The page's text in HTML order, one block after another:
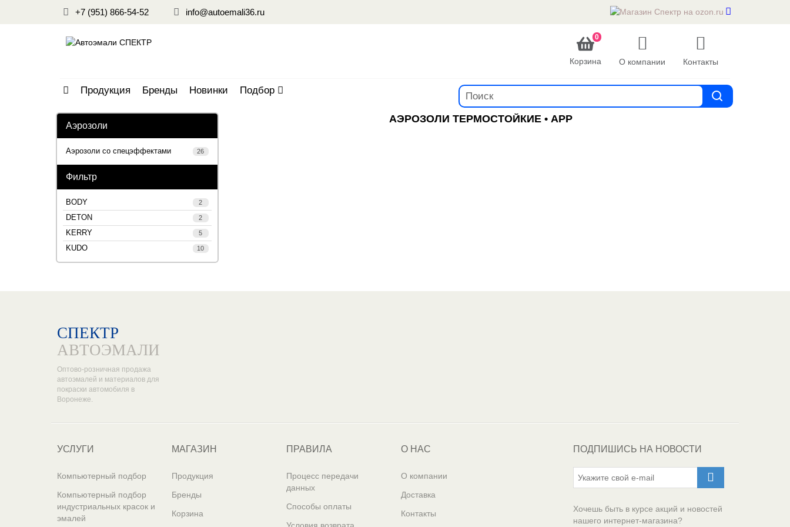
+7 (951) 866-54-52 info@autoemali36.ru
0
Корзина О компании Контакты
Продукция Бренды Новинки Подбор
Аэрозоли
Аэрозоли со спецэффектами 26
Фильтр
BODY 2
DETON 2
KERRY 5
KUDO 10
АЭРОЗОЛИ ТЕРМОСТОЙКИЕ • APP
СПЕКТР
АВТОЭМАЛИ
Оптово-розничная продажа
автоэмалей и материалов для
покраски автомобиля в
Воронеже.
УСЛУГИ
Компьютерный подбор
Компьютерный подбор
индустриальных красок и
эмалей
МАГАЗИН
Продукция
Бренды
Корзина
ПРАВИЛА
Процесс передачи
данных
Способы оплаты
О НАС
О компании
Доставка
Контакты
ПОДПИШИСЬ НА НОВОСТИ
Хочешь быть в курсе акций и новостей
нашего интернет-магазина?